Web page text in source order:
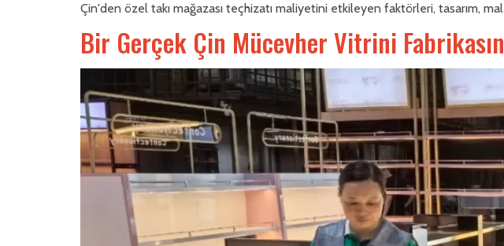
Çin'den özel takı mağazası teçhizatı maliyetini etkileyen faktörleri, tasarım,
Bir Gerçek Çin Mücevher Vitrini